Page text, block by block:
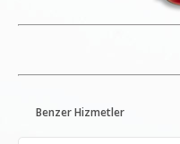
Benzer Hizmetler